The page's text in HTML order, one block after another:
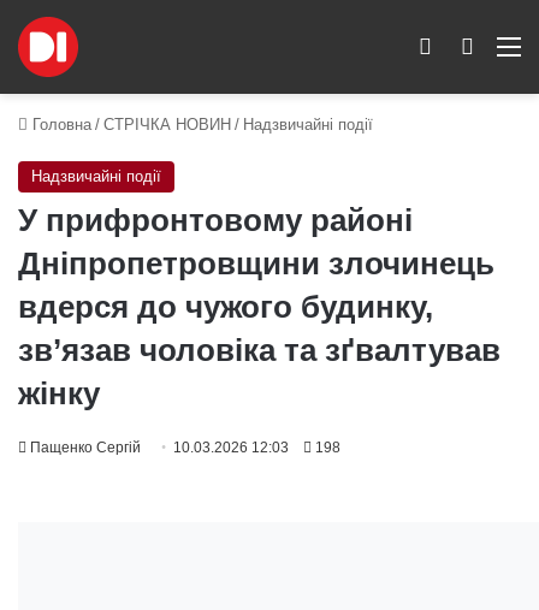
Пошук
Switch skin
Головна / СТРІЧКА НОВИН / Надзвичайні події
Надзвичайні події
У прифронтовому районі
Дніпропетровщини злочинець
вдерся до чужого будинку,
зв’язав чоловіка та зґвалтував
жінку
Пащенко Сергій 10.03.2026 12:03 198